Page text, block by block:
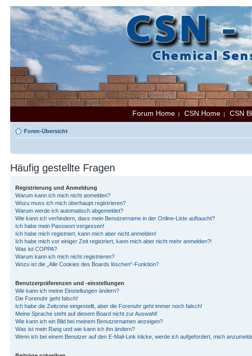
Forum Home | CSN Home | CSN
Foren-Übersicht
Häufig gestellte Fragen
Registrierung und Anmeldung
Warum kann ich mich nicht anmelden?
Wozu muss ich mich überhaupt registrieren?
Warum werde ich automatisch abgemeldet?
Wie kann ich verhindern, dass mein Benutzername in der Online-Liste auftaucht?
Ich habe mein Passwort vergessen!
Ich habe mich registriert, kann mich aber nicht anmelden!
Ich habe mich vor einiger Zeit registriert, kann mich aber nicht mehr anmelden?!
Was ist COPPA?
Warum kann ich mich nicht registrieren?
Wozu ist die „Alle Cookies des Boards löschen“-Funktion?
Benutzerpräferenzen und -einstellungen
Wie kann ich meine Einstellungen ändern?
Die Forenuhr geht falsch!
Ich habe die Zeitzone eingestellt, aber die Forenuhr geht immer noch falsch!
Meine Sprache steht auf diesem Board nicht zur Auswahl!
Wie kann ich ein Bild bei meinem Benutzernamen anzeigen?
Was ist mein Rang und wie kann ich ihn ändern?
Wenn ich bei einem Benutzer auf den E-Mail-Link klicke, werde ich aufgefordert, mich